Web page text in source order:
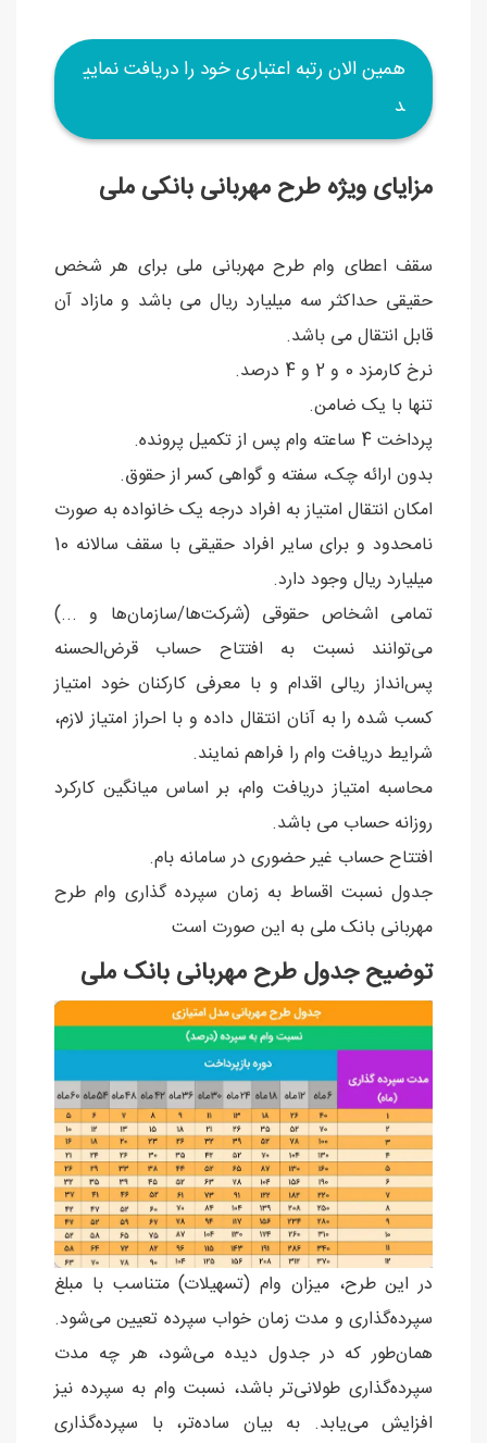
همین الان رتبه اعتباری خود را دریافت نمایی
د
مزایای ویژه طرح مهربانی بانکی ملی
سقف اعطای وام طرح مهربانی ملی برای هر شخص
حقیقی حداکثر سه میلیارد ریال می باشد و مازاد آن
قابل انتقال می باشد.
نرخ کارمزد 0 و 2 و 4 درصد.
تنها با یک ضامن.
پرداخت 4 ساعته وام پس از تکمیل پرونده.
بدون ارائه چک، سفته و گواهی کسر از حقوق.
امکان انتقال امتیاز به افراد درجه یک خانواده به صورت
نامحدود و برای سایر افراد حقیقی با سقف سالانه 10
میلیارد ریال وجود دارد.
تمامی اشخاص حقوقی (شرکت‌ها/سازمان‌ها و ...)
می‌توانند نسبت به افتتاح حساب قرض‌الحسنه
پس‌انداز ریالی اقدام و با معرفی کارکنان خود امتیاز
کسب شده را به آنان انتقال داده و با احراز امتیاز لازم،
شرایط دریافت وام را فراهم نمایند.
محاسبه امتیاز دریافت وام، بر اساس میانگین کارکرد
روزانه حساب می باشد.
افتتاح حساب غیر حضوری در سامانه بام.
جدول نسبت اقساط به زمان سپرده گذاری وام طرح
مهربانی بانک ملی به این صورت است
توضیح جدول طرح مهربانی بانک ملی
در این طرح، میزان وام (تسهیلات) متناسب با مبلغ
سپرده‌گذاری و مدت زمان خواب سپرده تعیین می‌شود.
همان‌طور که در جدول دیده می‌شود، هر چه مدت
سپرده‌گذاری طولانی‌تر باشد، نسبت وام به سپرده نیز
افزایش می‌یابد. به بیان ساده‌تر، با سپرده‌گذاری